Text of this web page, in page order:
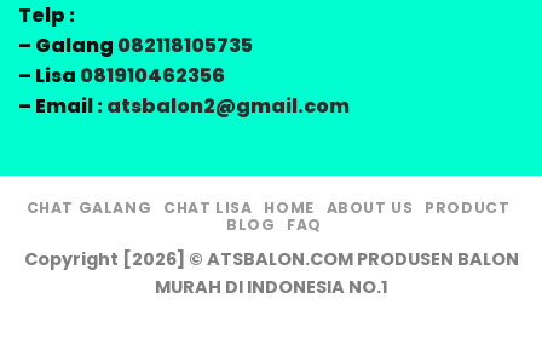
Telp :
– Galang 082118105735
– Lisa 081910462356
– Email :atsbalon2@gmail.com
CHAT GALANG CHAT LISA HOME ABOUT US
PRODUCT
BLOG
FAQ
Copyright [2026] © ATSBALON.COM PRODUSEN BALON
MURAH DI INDONESIA NO.1